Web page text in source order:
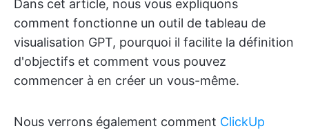
Dans cet article, nous vous expliquons
comment fonctionne un outil de tableau de
visualisation GPT, pourquoi il facilite la définition
d'objectifs et comment vous pouvez
commencer à en créer un vous-même.
Nous verrons également comment ClickUp